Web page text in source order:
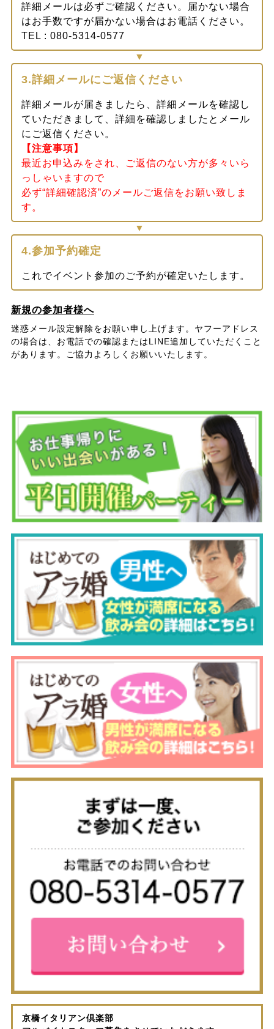
詳細メールは必ずご確認ください。届かない場合
はお手数ですが届かない場合はお電話ください。
TEL : 080-5314-0577
3.詳細メールにご返信ください
詳細メールが届きましたら、詳細メールを確認し
ていただきまして、詳細を確認しましたとメール
にご返信ください。
【注意事項】
最近お申込みをされ、ご返信のない方が多々いら
っしゃいますので
必ず“詳細確認済”のメールご返信をお願い致しま
す。
4.参加予約確定
これでイベント参加のご予約が確定いたします。
新規の参加者様へ
迷惑メール設定解除をお願い申し上げます。ヤフーアドレス
の場合は、お電話での確認またはLINE追加していただくこと
があります。ご協力よろしくお願いいたします。
京橋イタリアン倶楽部